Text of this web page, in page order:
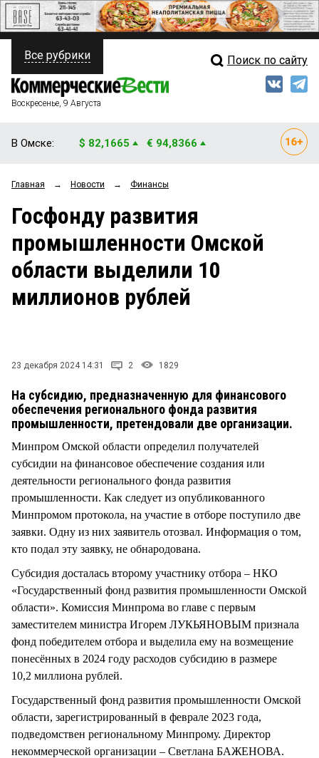
ПОЛИТИКА
ФИНАНСЫ
ОБЩЕСТВО
ЗАКОН
НОВОСТИ КОМПАНИЙ
Свежий выпуск
Рейтинги
Блоги
Архив
Все рубрики Поиск по сайту
Воскресенье, 9 Августа
В Омске: $ 82,1665 € 94,8366
Главная → Новости → Финансы
Госфонду развития
промышленности Омской
области выделили 10
миллионов рублей
23 декабря 2024 14:31 2 1829
На субсидию, предназначенную для финансового
обеспечения регионального фонда развития
промышленности, претендовали две организации.
Минпром Омской области определил получателей
субсидии на финансовое обеспечение создания или
деятельности регионального фонда развития
промышленности. Как следует из опубликованного
Минпромом протокола, на участие в отборе поступило две
заявки. Одну из них заявитель отозвал. Информация о том,
кто подал эту заявку, не обнародована.
Субсидия досталась второму участнику отбора – НКО
«Государственный фонд развития промышленности Омской
области». Комиссия Минпрома во главе с первым
заместителем министра Игорем ЛУКЬЯНОВЫМ признала
фонд победителем отбора и выделила ему на возмещение
понесённых в 2024 году расходов субсидию в размере
10,2 миллиона рублей.
Государственный фонд развития промышленности Омской
области, зарегистрированный в феврале 2023 года,
подведомствен региональному Минпрому. Директор
некоммерческой организации – Светлана БАЖЕНОВА.